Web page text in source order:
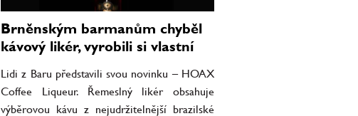
Brněnským barmanům chyběl
kávový likér, vyrobili si vlastní
Lidi z Baru představili svou novinku – HOAX
Coffee Liqueur. Řemeslný likér obsahuje
výběrovou kávu z nejudržitelnější brazilské